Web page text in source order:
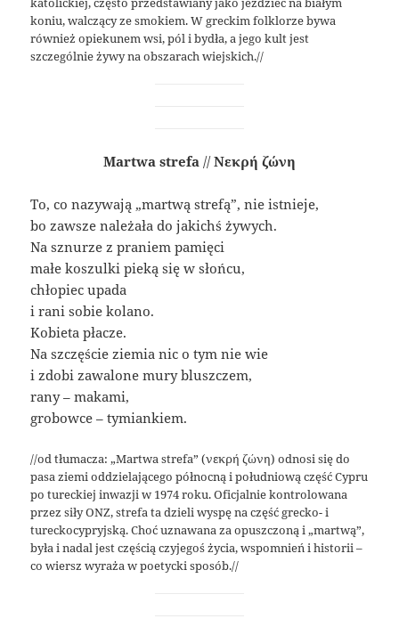
koniu, walczący ze smokiem. W greckim folklorze bywa
również opiekunem wsi, pól i bydła, a jego kult jest
szczególnie żywy na obszarach wiejskich.//
Martwa strefa //Νεκρή ζώνη
To, co nazywają „martwą strefą”, nie istnieje,
bo zawsze należała do jakichś żywych.
Na sznurze z praniem pamięci
małe koszulki pieką się w słońcu,
chłopiec upada
i rani sobie kolano.
Kobieta płacze.
Na szczęście ziemia nic o tym nie wie
i zdobi zawalone mury bluszczem,
rany – makami,
grobowce – tymiankiem.
//od tłumacza: „Martwa strefa” (νεκρή ζώνη) odnosi się do
pasa ziemi oddzielającego północną i południową część Cypru
po tureckiej inwazji w 1974 roku. Oficjalnie kontrolowana
przez siły ONZ, strefa ta dzieli wyspę na część grecko- i
tureckocypryjską. Choć uznawana za opuszczoną i „martwą”,
była i nadal jest częścią czyjegoś życia, wspomnień i historii –
co wiersz wyraża w poetycki sposób.//